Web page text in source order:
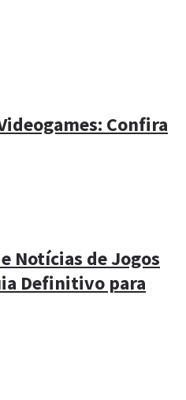
Confira
Notícias de Jogos
Definitivo para